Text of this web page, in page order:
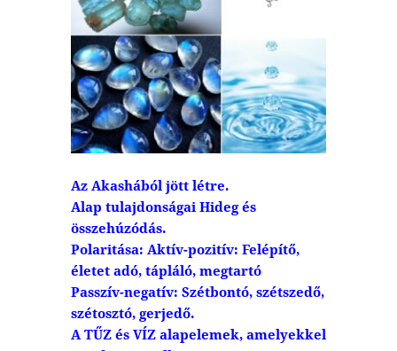
Az Akashából jött létre.
Alap tulajdonságai Hideg és
összehúzódás.
Polaritása: Aktív-pozitív: Felépítő,
életet adó, tápláló, megtartó
Passzív-negatív: Szétbontó, szétszedő,
szétosztó, gerjedő.
A TŰZ és VÍZ alapelemek, amelyekkel